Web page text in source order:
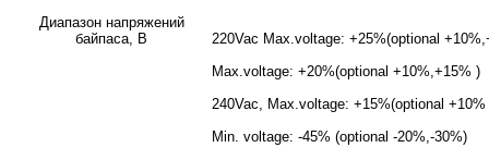
Диапазон напряжений
байпаса, В
220Vac Max.voltage: +25%(optional
Max.voltage: +20%(optional +10%,+15% )
240Vac, Max.voltage: +15%(optional +10%
Min. voltage: -45% (optional -20%,-30%)